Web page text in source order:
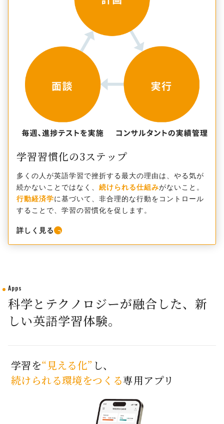
学習習慣化の3ステップ
多くの人が英語学習で挫折する最大の理由は、やる気が
続かないことではなく、 続けられる仕組みがないこと。
行動経済学に基づいて、非合理的な行動をコントロール
することで、学習の習慣化を促します。
詳しく見る
Apps
科学とテクノロジーが融合した、新
しい英語学習体験。
学習を“見える化” し、
続けられる環境をつくる専用アプリ